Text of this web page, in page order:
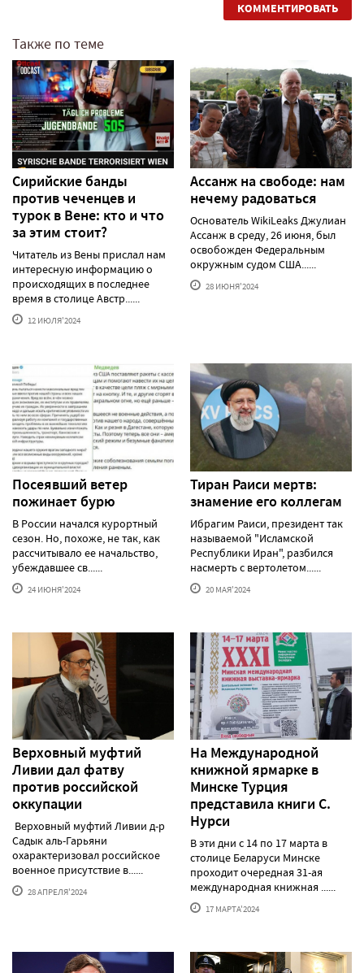
КОММЕНТИРОВАТЬ
Также по теме
Сирийские банды
против чеченцев и
турок в Вене: кто и что
за этим стоит?
Читатель из Вены прислал нам
интересную информацию о
происходящих в последнее
время в столице Австр......
12 ИЮЛЯ'2024
Ассанж на свободе: нам
нечему радоваться
Основатель WikiLeaks Джулиан
Ассанж в среду, 26 июня, был
освобожден Федеральным
окружным судом США......
28 ИЮНЯ'2024
Посеявший ветер
пожинает бурю
В России начался курортный
сезон. Но, похоже, не так, как
рассчитывало ее начальство,
убеждавшее св......
24 ИЮНЯ'2024
Тиран Раиси мертв:
знамение его коллегам
Ибрагим Раиси, президент так
называемой "Исламской
Республики Иран", разбился
насмерть с вертолетом......
20 МАЯ'2024
Верховный муфтий
Ливии дал фатву
против российской
оккупации
Верховный муфтий Ливии д-р
Садык аль-Гарьяни
охарактеризовал российское
военное присутствие в......
28 АПРЕЛЯ'2024
На Международной
книжной ярмарке в
Минске Турция
представила книги С.
Нурси
В эти дни с 14 по 17 марта в
столице Беларуси Минске
проходит очередная 31-ая
международная книжная ......
17 МАРТА'2024